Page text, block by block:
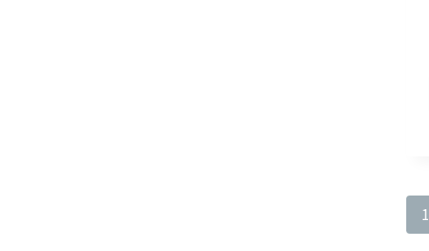
1